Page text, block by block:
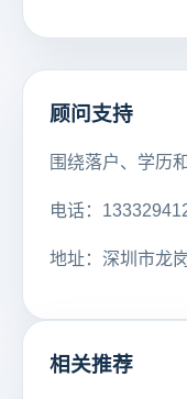
顾问支持
围绕落户、学历
电话：
地址：深圳市龙
相关推荐